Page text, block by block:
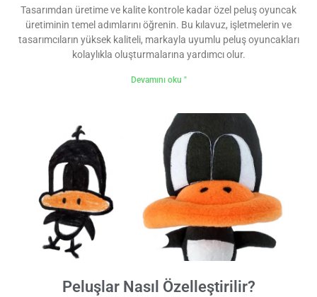
Tasarımdan üretime ve kalite kontrole kadar özel peluş oyuncak
üretiminin temel adımlarını öğrenin. Bu kılavuz, işletmelerin ve
tasarımcıların yüksek kaliteli, markayla uyumlu peluş oyuncakları
kolaylıkla oluşturmalarına yardımcı olur.
Devamını oku "
Peluşlar Nasıl Özelleştirilir?